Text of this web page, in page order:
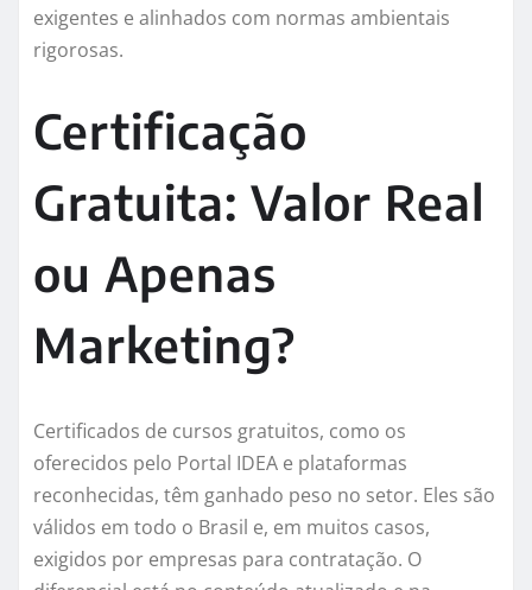
exigentes e alinhados com normas ambientais
rigorosas.
Certificação
Gratuita: Valor Real
ou Apenas
Marketing?
Certificados de cursos gratuitos, como os
oferecidos pelo Portal IDEA e plataformas
reconhecidas, têm ganhado peso no setor. Eles são
válidos em todo o Brasil e, em muitos casos,
exigidos por empresas para contratação. O